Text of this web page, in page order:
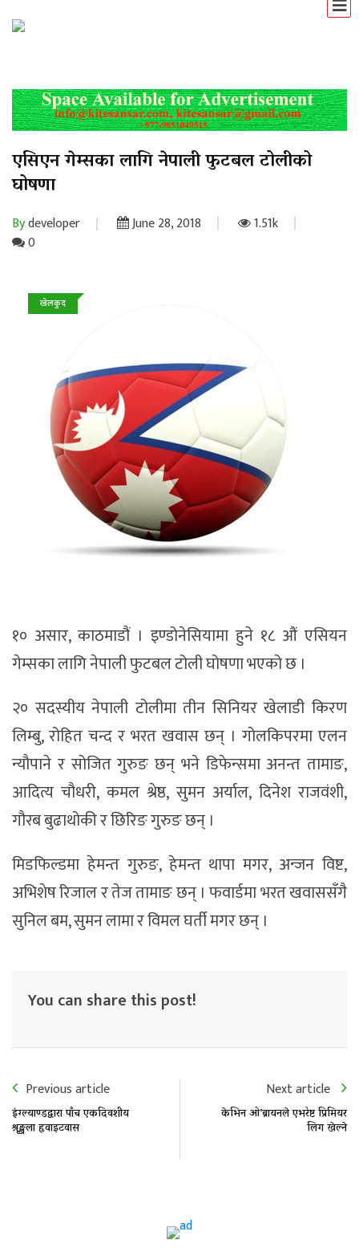
एसिएन गेम्सका लागि नेपाली फुटबल टोलीको
घोषणा
Bydeveloper June 28, 2018
1.51k
0
खेलकुद
१० असार, काठमाडौं । इण्डोनेसियामा हुने १८ औं एसियन
गेम्सका लागि नेपाली फुटबल टोली घोषणा भएको छ ।
२० सदस्यीय नेपाली टोलीमा तीन सिनियर खेलाडी किरण
लिम्बु, रोहित चन्द र भरत खवास छन् । गोलकिपरमा एलन
न्यौपाने र सोजित गुरुङ छन् भने डिफेन्समा अनन्त तामाङ,
आदित्य चौधरी, कमल श्रेष्ठ, सुमन अर्याल, दिनेश राजवंशी,
गौरब बुढाथोकी र छिरिङ गुरुङ छन् ।
मिडफिल्डमा हेमन्त गुरुङ, हेमन्त थापा मगर, अन्जन विष्ट,
अभिशेष रिजाल र तेज तामाङ छन् । फवार्डमा भरत खवाससँगै
सुनिल बम, सुमन लामा र विमल घर्ती मगर छन् ।
You can share this post!
Previous article
इंग्ल्याण्डद्वारा पाँच एकदिवशीय
श्रृङ्खला हृवाइटवास
Next article
केभिन ओ’ब्रायनले एभरेष्ट प्रिमियर
लिग खेल्ने